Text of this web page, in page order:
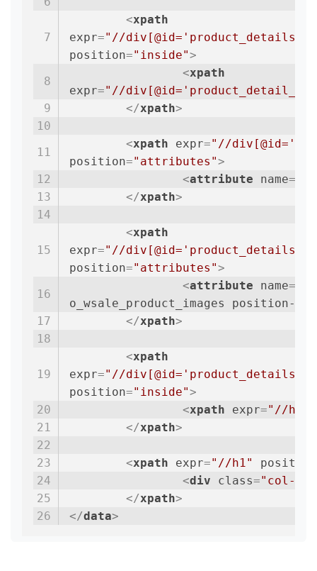
<xpath
expr="//
position="inside">
<xpath
expr="//
</xpath>
<xpath expr="//
position="attributes">
<attribute name=
</xpath>
<xpath
expr="//
position="attributes">
<attribute name=
o_wsale_product_images position-
</xpath>
<xpath
expr="//
position="inside">
<xpath expr="//h1"
</xpath>
<xpath expr="//h1" position
<div class="col-lg-
</xpath>
</data>